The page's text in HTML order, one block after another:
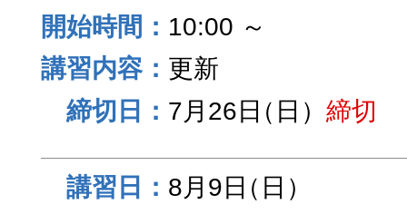
10:00 ～
更新
7月26日（日） 締切
8月9日（日）